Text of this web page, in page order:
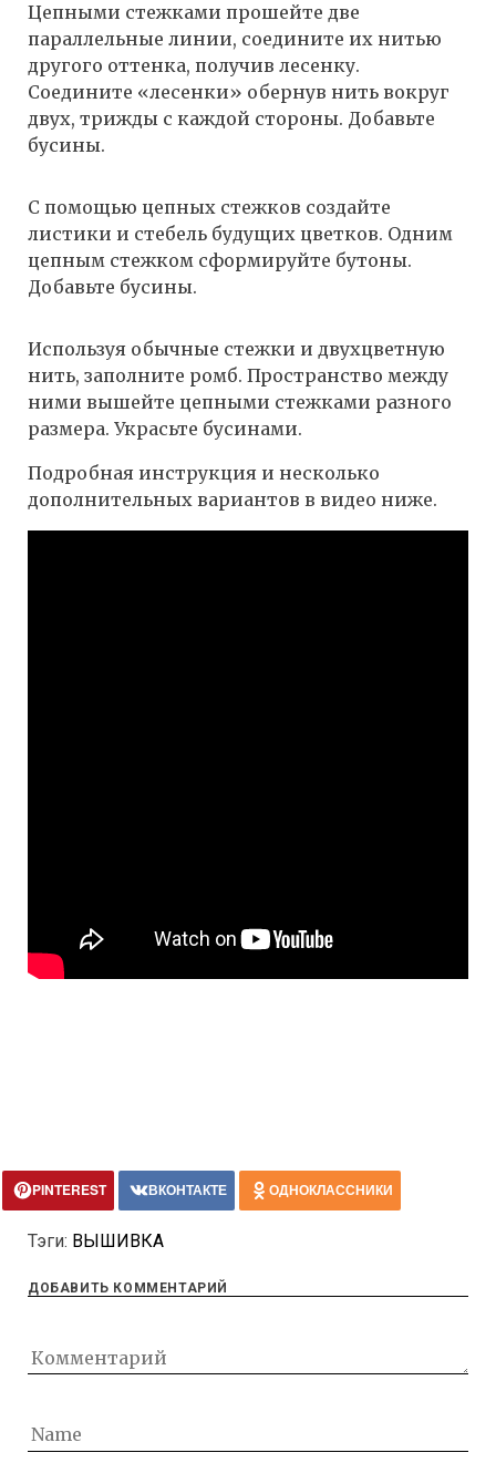
Цепными стежками прошейте две
параллельные линии, соедините их нитью
другого оттенка, получив лесенку.
Соедините «лесенки» обернув нить вокруг
двух, трижды с каждой стороны. Добавьте
бусины.
С помощью цепных стежков создайте
листики и стебель будущих цветков. Одним
цепным стежком сформируйте бутоны.
Добавьте бусины.
Используя обычные стежки и двухцветную
нить, заполните ромб. Пространство между
ними вышейте цепными стежками разного
размера. Украсьте бусинами.
Подробная инструкция и несколько
дополнительных вариантов в видео ниже.
PINTEREST ВКОНТАКТЕ ОДНОКЛАССНИКИ
Тэги: ВЫШИВКА
ДОБАВИТЬ КОММЕНТАРИЙ